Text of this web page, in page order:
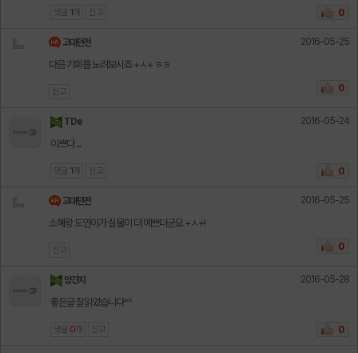
댓글 1 개 신고 0
고대던전 2016-05-25
다음 기회를 노려보시죠 +ㅅ+ ㅎㅎ
신고 0
TDe 2016-05-24
이쁘다 ...
댓글 1 개 신고 0
고대던전 2016-05-25
소혜랑 도연이가 실물이 더 예쁘더군요 +ㅅ+!
신고 0
양갼지 2016-05-28
좋은글 잘읽었습니다^^
댓글 0 개 신고 0